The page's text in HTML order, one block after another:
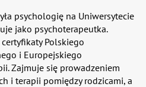
psychologię na Uniwersytecie
jako psychoterapeutka.
Polskiego
i Europejskiego
Zajmuje się prowadzeniem
i terapii pomiędzy rodzicami, a